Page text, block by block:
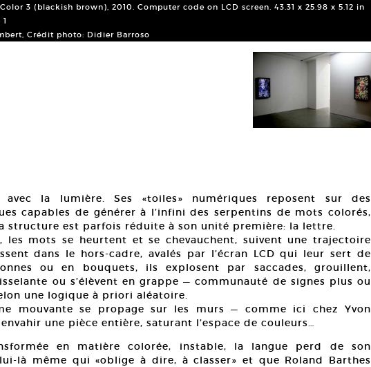
3 (blackish brown), 2010. Computer code on LCD screen. 43.31 x 25.98 x 5.12 in
Crédit photo: Didier Barroso
avec la lumière. Ses «toiles» numériques reposent sur des
capables de générer à l’infini des serpentins de mots colorés,
structure est parfois réduite à son unité première: la lettre.
les mots se heurtent et se chevauchent, suivent une trajectoire
dans le hors-cadre, avalés par l’écran LCD qui leur sert de
ou en bouquets, ils explosent par saccades, grouillent,
ou s’élèvent en grappe — communauté de signes plus ou
une logique à priori aléatoire.
mouvante se propage sur les murs — comme ici chez Yvon
une pièce entière, saturant l’espace de couleurs…
en matière colorée, instable, la langue perd de son
là même qui «oblige à dire, à classer» et que Roland Barthes